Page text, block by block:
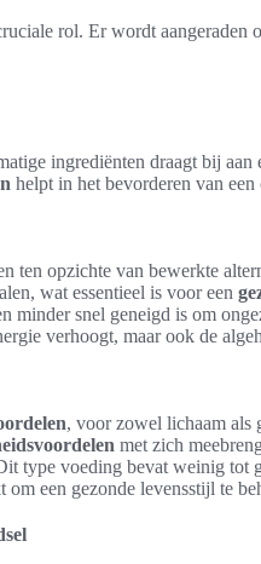
rol. Er wordt aangeraden
ingrediënten draagt bij
helpt in het bevorderen van
ten opzichte van bewerkte
wat essentieel is voor een
minder snel geneigd is om
verhoogt, maar ook de
, voor zowel lichaam als
met zich
type voeding bevat weinig tot
een gezonde levensstijl te